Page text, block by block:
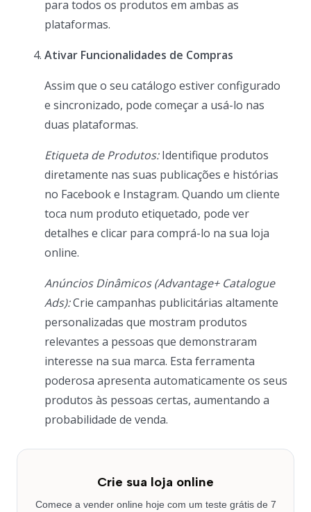
para todos os produtos em ambas as
plataformas.
Ativar Funcionalidades de Compras
Assim que o seu catálogo estiver configurado
e sincronizado, pode começar a usá-lo nas
duas plataformas.
Etiqueta de Produtos:Identifique produtos
diretamente nas suas publicações e histórias
no Facebook e Instagram. Quando um cliente
toca num produto etiquetado, pode ver
detalhes e clicar para comprá-lo na sua loja
online.
Anúncios Dinâmicos (Advantage+ Catalogue
Ads):Crie campanhas publicitárias altamente
personalizadas que mostram produtos
relevantes a pessoas que demonstraram
interesse na sua marca. Esta ferramenta
poderosa apresenta automaticamente os seus
produtos às pessoas certas, aumentando a
probabilidade de venda.
Crie sua loja online
Comece a vender online hoje com um teste grátis de 7